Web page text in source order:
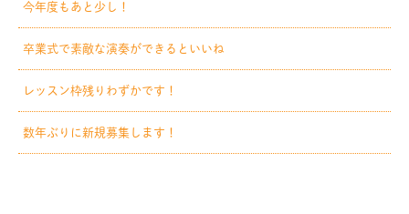
今年度もあと少し！
卒業式で素敵な演奏ができるといいね
レッスン枠残りわずかです！
数年ぶりに新規募集します！